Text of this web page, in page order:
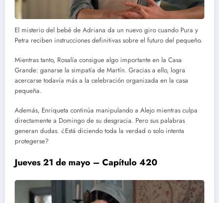
El misterio del bebé de Adriana da un nuevo giro cuando Pura y
Petra reciben instrucciones definitivas sobre el futuro del pequeño.
Mientras tanto, Rosalía consigue algo importante en la Casa
Grande: ganarse la simpatía de Martín. Gracias a ello, logra
acercarse todavía más a la celebración organizada en la casa
pequeña.
Además, Enriqueta continúa manipulando a Alejo mientras culpa
directamente a Domingo de su desgracia. Pero sus palabras
generan dudas. ¿Está diciendo toda la verdad o solo intenta
protegerse?
Jueves 21 de mayo – Capítulo 420